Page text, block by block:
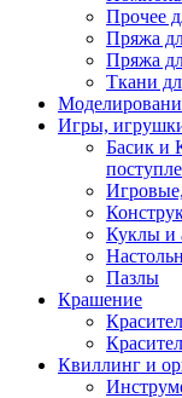
Прочее
Пряжа
Пряжа
Ткани
Игры,
Басик и
Куклы и
Пазлы
Крашение
Квиллинг и